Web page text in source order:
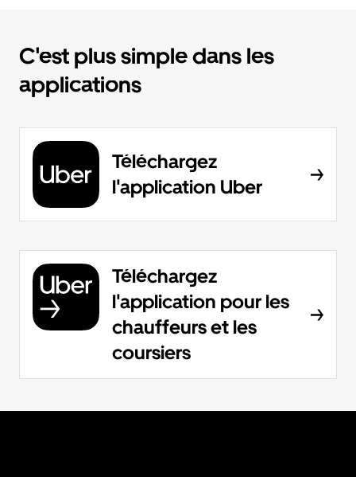
C'est plus simple dans les
applications
Téléchargez
l'application Uber
Téléchargez
l'application pour les
chauffeurs et les
coursiers